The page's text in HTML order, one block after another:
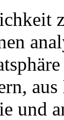
und